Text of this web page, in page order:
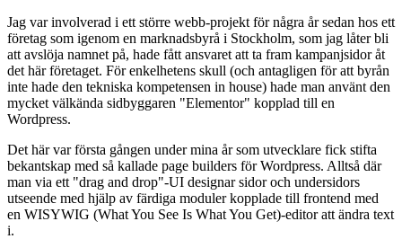
Jag var involverad i ett större webb-projekt för några år sedan hos ett
företag som igenom en marknadsbyrå i Stockholm, som jag låter bli
att avslöja namnet på, hade fått ansvaret att ta fram kampanjsidor åt
det här företaget. För enkelhetens skull (och antagligen för att byrån
inte hade den tekniska kompetensen in house) hade man använt den
mycket välkända sidbyggaren "Elementor" kopplad till en
Wordpress.
Det här var första gången under mina år som utvecklare fick stifta
bekantskap med så kallade page builders för Wordpress. Alltså där
man via ett "drag and drop"-UI designar sidor och undersidors
utseende med hjälp av färdiga moduler kopplade till frontend med
en WISYWIG (What You See Is What You Get)-editor att ändra text
i.